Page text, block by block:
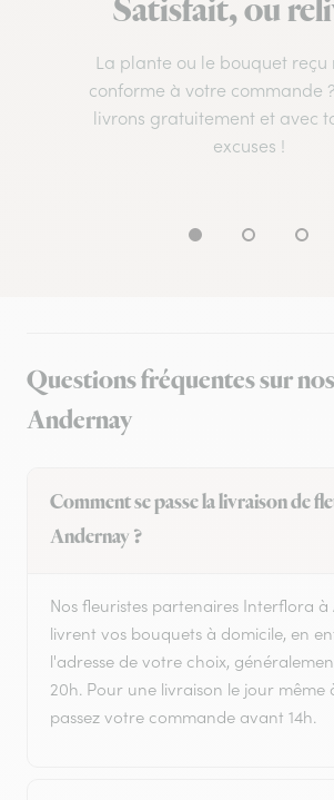
Satisfait, ou
La plante ou le bouquet reçu
conforme à votre commande
livrons gratuitement et avec
excuses !
Questions fréquentes sur
Andernay
Comment se passe la livraison de
Andernay ?
Nos fleuristes partenaires Interflora à
livrent vos bouquets à domicile, en
l'adresse de votre choix,
20h. Pour une livraison le jour même
passez votre commande avant 14h.